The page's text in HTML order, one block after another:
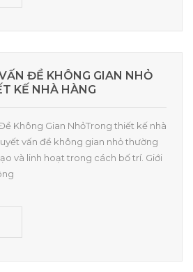
ĐỀ KHÔNG GIAN NHỎ
KẾ NHÀ HÀNG
Không Gian NhỏTrong thiết kế nhà
vấn đề không gian nhỏ thường
và linh hoạt trong cách bố trí. Giới